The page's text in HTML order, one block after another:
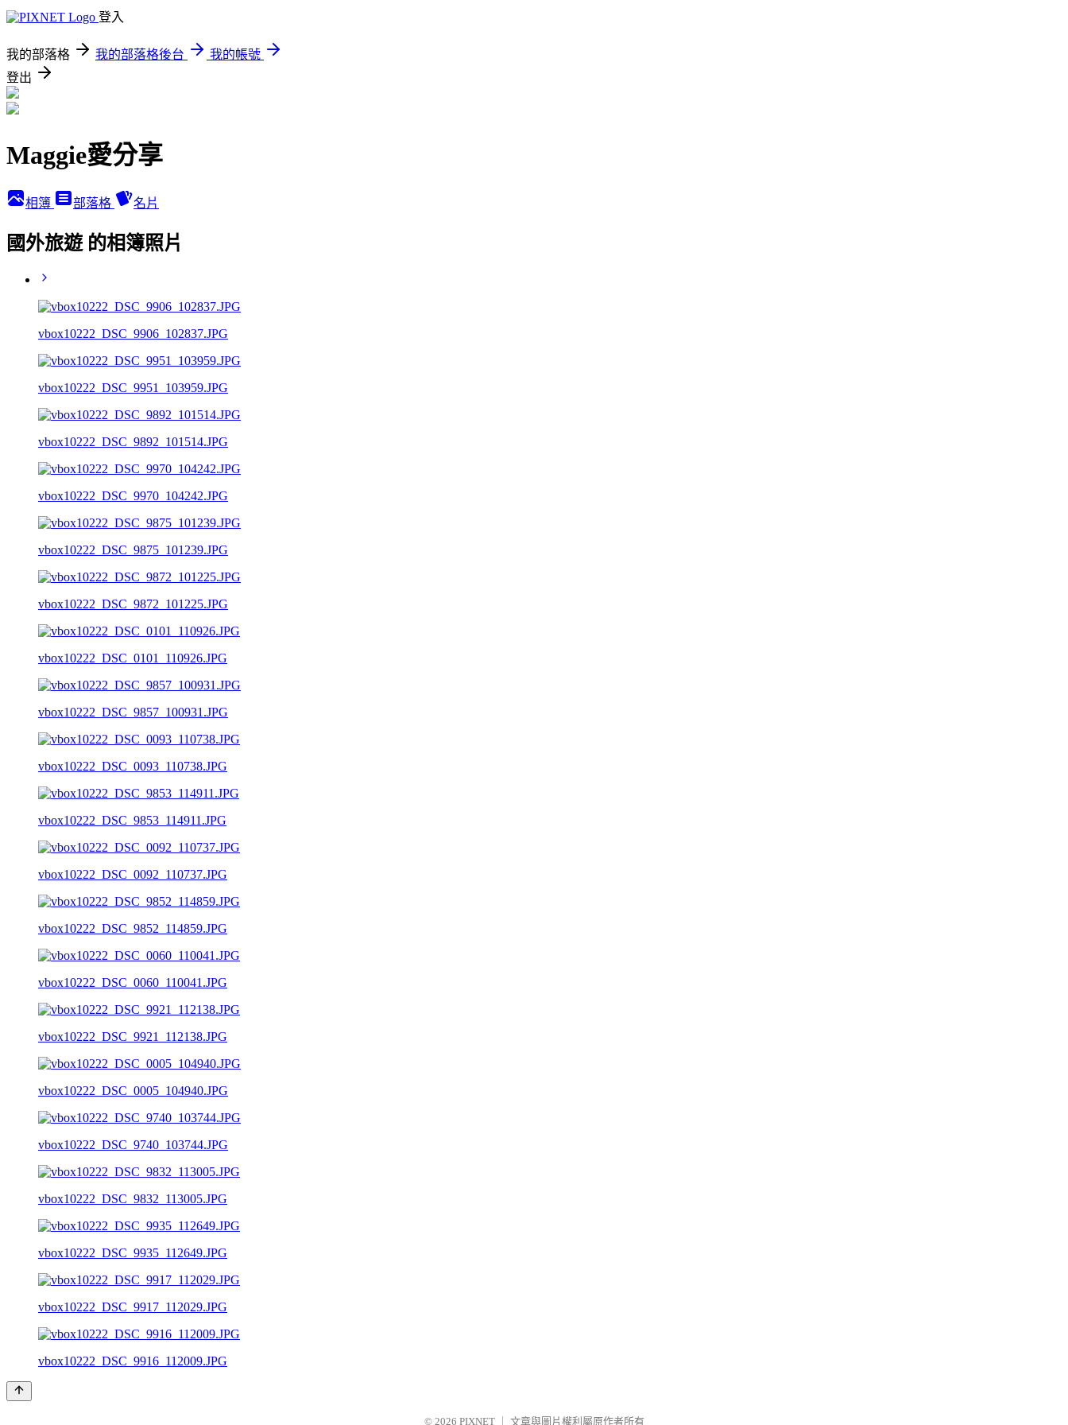
登入
我的部落格 我的部落格後台
我的帳號
登出
Maggie愛分享
相簿 部落格 名片
國外旅遊 的相簿照片
vbox10222_DSC_9906_102837.JPG
vbox10222_DSC_9951_103959.JPG
vbox10222_DSC_9892_101514.JPG
vbox10222_DSC_9970_104242.JPG
vbox10222_DSC_9875_101239.JPG
vbox10222_DSC_9872_101225.JPG
vbox10222_DSC_0101_110926.JPG
vbox10222_DSC_9857_100931.JPG
vbox10222_DSC_0093_110738.JPG
vbox10222_DSC_9853_114911.JPG
vbox10222_DSC_0092_110737.JPG
vbox10222_DSC_9852_114859.JPG
vbox10222_DSC_0060_110041.JPG
vbox10222_DSC_9921_112138.JPG
vbox10222_DSC_0005_104940.JPG
vbox10222_DSC_9740_103744.JPG
vbox10222_DSC_9832_113005.JPG
vbox10222_DSC_9935_112649.JPG
vbox10222_DSC_9917_112029.JPG
vbox10222_DSC_9916_112009.JPG
© 2026 PIXNET 文章與圖片權利屬原作者所有